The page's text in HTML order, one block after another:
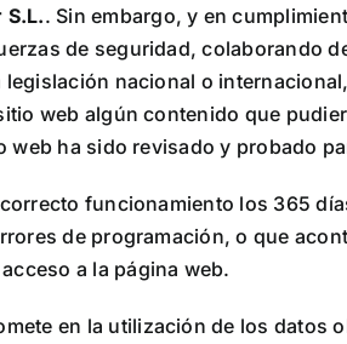
S.L.. Sin embargo, y en
de seguridad, colaborando
nacional o
web algún contenido que
web ha sido revisado y probado
funcionamiento los 365
de programación, o que
a la página web.
en la utilización de los datos